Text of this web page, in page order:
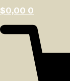
$0,00 0